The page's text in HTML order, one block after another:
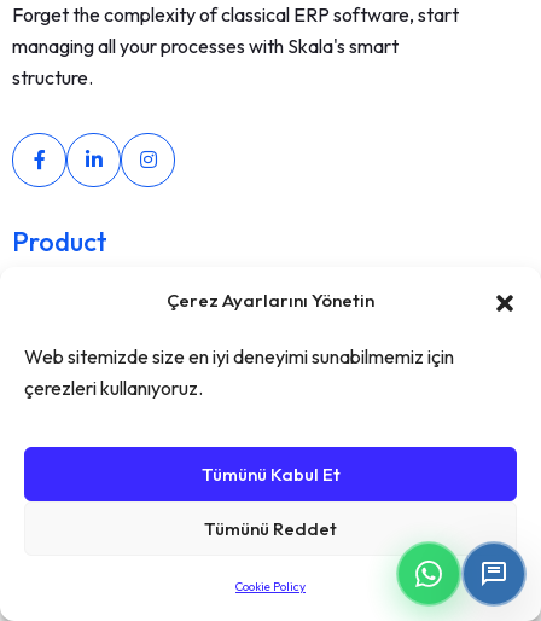
Çerez Ayarlarını Yönetin
Web sitemizde size en iyi deneyimi sunabilmemiz için
çerezleri kullanıyoruz.
Tümünü Kabul Et
Tümünü Reddet
Cookie Policy
Forget the complexity of classical ERP software, start
managing all your processes with Skala's smart
structure.
Product